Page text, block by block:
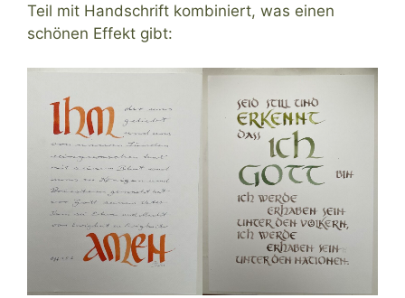
Teil mit Handschrift kombiniert, was einen
schönen Effekt gibt: